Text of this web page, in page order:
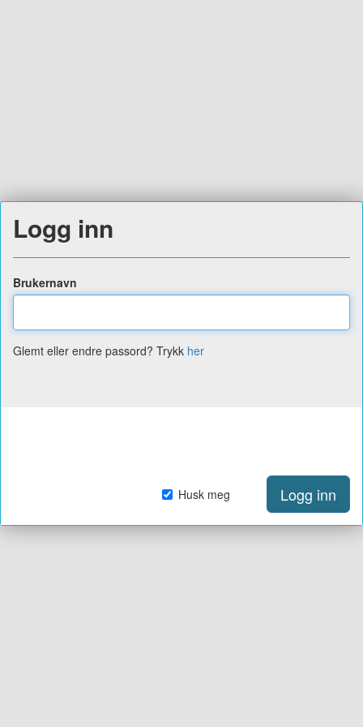
Logg inn
Brukernavn
Glemt eller endre passord? Trykk her
Husk meg Logg inn